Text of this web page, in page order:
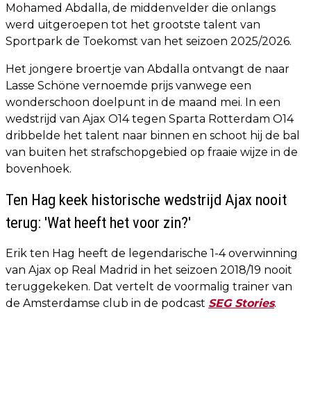
Mohamed Abdalla, de middenvelder die onlangs
werd uitgeroepen tot het grootste talent van
Sportpark de Toekomst van het seizoen 2025/2026.
Het jongere broertje van Abdalla ontvangt de naar
Lasse Schöne vernoemde prijs vanwege een
wonderschoon doelpunt in de maand mei. In een
wedstrijd van Ajax O14 tegen Sparta Rotterdam O14
dribbelde het talent naar binnen en schoot hij de bal
van buiten het strafschopgebied op fraaie wijze in de
bovenhoek.
Ten Hag keek historische wedstrijd Ajax nooit
terug: 'Wat heeft het voor zin?'
Erik ten Hag heeft de legendarische 1-4 overwinning
van Ajax op Real Madrid in het seizoen 2018/19 nooit
teruggekeken. Dat vertelt de voormalig trainer van
de Amsterdamse club in de podcast SEG Stories.